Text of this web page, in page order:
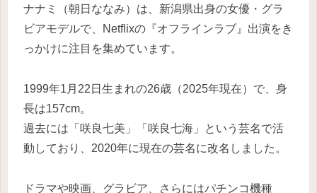
ナナミ（朝日ななみ）は、新潟県出身の女優・グラ
ビアモデルで、Netflixの『オフラインラブ』出演をき
っかけに注目を集めています。
1999年1月22日生まれの26歳（2025年現在）で、身
長は157cm。
過去には「咲良七美」「咲良七海」という芸名で活
動しており、2020年に現在の芸名に改名しました。
ドラマや映画、グラビア、さらにはパチンコ機種